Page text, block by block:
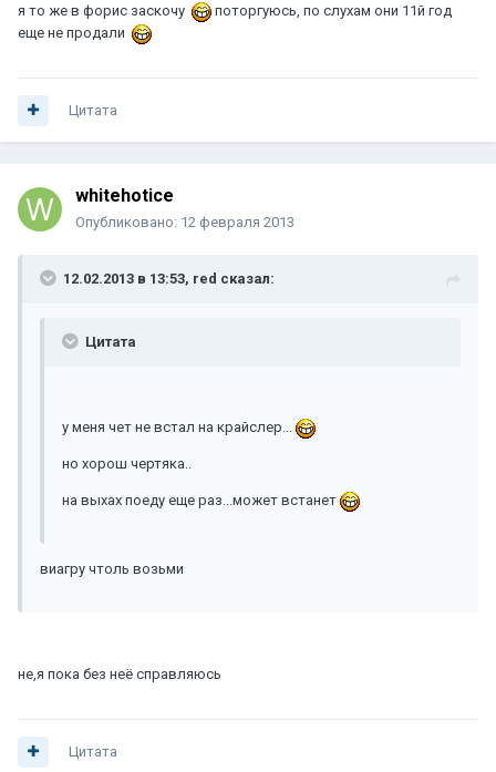
я то же в форис заскочу
поторгуюсь, по слухам они 11й год
еще не продали
Цитата
whitehotice
Опубликовано: 12 февраля 2013
12.02.2013 в 13:53, red сказал:
Цитата
у меня чет не встал на крайслер...
но хорош чертяка..
на выхах поеду еще раз...может встанет
виагру чтоль возьми
не,я пока без неё справляюсь
Цитата